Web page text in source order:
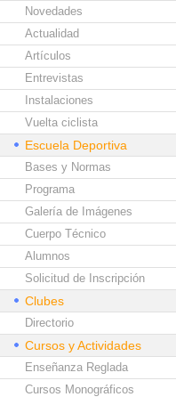
Novedades
Actualidad
Artículos
Entrevistas
Instalaciones
Vuelta ciclista
Escuela Deportiva
Bases y Normas
Programa
Galería de Imágenes
Cuerpo Técnico
Alumnos
Solicitud de Inscripción
Clubes
Directorio
Cursos y Actividades
Enseñanza Reglada
Cursos Monográficos